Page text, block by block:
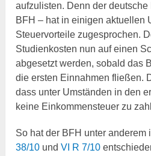
aufzulisten. Denn der
BFH – hat in einigen aktuellen
Steuervorteile zugesprochen.
Studienkosten nun auf einen
abgesetzt werden, sobald das
die ersten Einnahmen fließen.
dass unter Umständen in den
keine Einkommensteuer zu
So hat der BFH unter
38/10 undVI R 7/10